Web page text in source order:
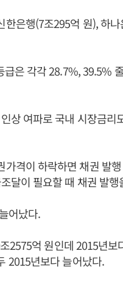
한은행(7조295억 원), 하
급은 각각 28.7%, 39.5%
상 여파로 국내 시장금
가격이 하락하면 채권 발
달이 필요할 때 채권 발
어났다.
2575억 원인데 2015년
2015년보다 늘어났다.